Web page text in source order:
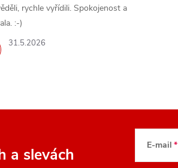
31.5.2026
rychle vyřídili. Spokojenost a
:-)
a slevách E-mail